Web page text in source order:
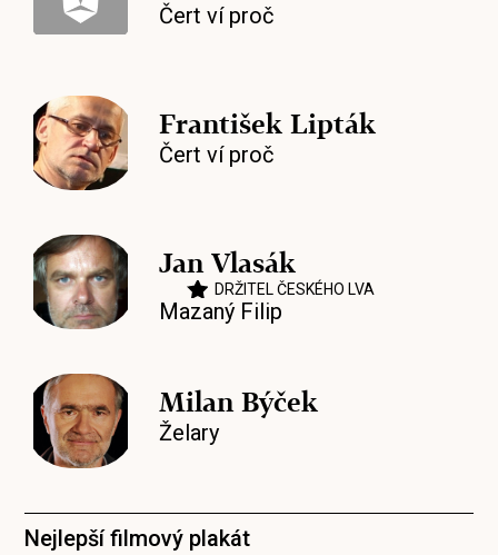
Čert ví proč
František Lipták
Čert ví proč
Jan Vlasák
DRŽITEL ČESKÉHO LVA
Mazaný Filip
Milan Býček
Želary
Nejlepší filmový plakát